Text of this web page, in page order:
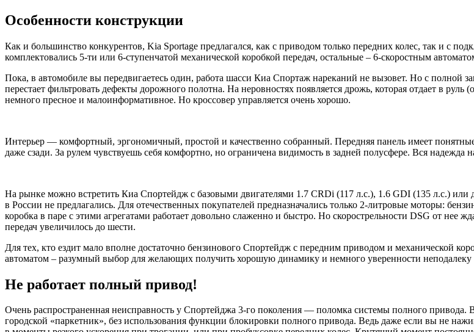
Особенности конструкции
Как и большинство конкурентов, Kia Sportage предлагался, как с приводом только передних колес, так и с
комплектовались 5-ти или 6-ступенчатой механической коробкой передач, остальные – 6-скоростным
Пока, в автомобиле вы передвигаетесь один, работа шасси Киа Спортаж нареканий не вызовет. Но с полной
перестает фильтровать дефекты дорожного полотна. На неровностях появляется дрожь, которая отдает в
немного пресное и малоинформативное. Но кроссовер управляется очень хорошо.
Интерьер — комфортный, эргономичный, простой и качественно собранный. Передняя панель имеет
даже сзади. За рулем чувствуешь себя комфортно, но ограничена видимость в задней полусфере. Вся надежда
На рынке можно встретить Киа Спортейдж с базовыми двигателями 1.7 CRDi (117 л.с.), 1.6 GDI (135 л.с.)
в России не предлагались. Для отечественных покупателей предназначались только 2-литровые моторы:
коробка в паре с этими агрегатами работает довольно слаженно и быстро. Но скорострельности DSG от нее
передач увеличилось до шести.
Для тех, кто ездит мало вполне достаточно бензинового Спортейдж с передним приводом и механической
автоматом – разумный выбор для желающих получить хорошую динамику и немного уверенности неподалеку
Не работает полный привод!
Очень распространенная неисправность у Спортейджа 3-го поколения — поломка системы полного привода.
городской «паркетник», без использования функции блокировки полного привода. Ведь даже если вы не